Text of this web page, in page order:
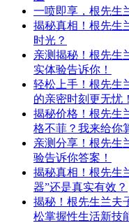
一喷即享，根先生
揭秘真相！根先生
时光？
亲测揭秘！根先生
实体验告诉你！
轻松上手！根先生
的亲密时刻更无忧！
揭秘价格！根先生
格不菲？我来给你
亲测分享！根先生
验告诉你答案！
揭秘真相！根先生
器”还是真实有效？
揭秘！根先生兰夫
松掌握性生活新技